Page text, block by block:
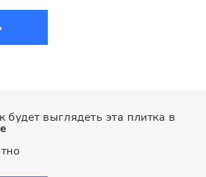
выглядеть эта плитка в